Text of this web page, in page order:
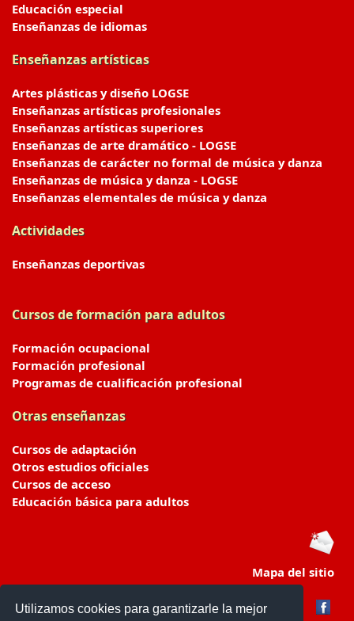
Utilizamos cookies para garantizarle la mejor
Educación especial
Enseñanzas de idiomas
Enseñanzas artísticas
Artes plásticas y diseño LOGSE
Enseñanzas artísticas profesionales
Enseñanzas artísticas superiores
Enseñanzas de arte dramático - LOGSE
Enseñanzas de carácter no formal de música y danza
Enseñanzas de música y danza - LOGSE
Enseñanzas elementales de música y danza
Actividades
Enseñanzas deportivas
Cursos de formación para adultos
Formación ocupacional
Formación profesional
Programas de cualificación profesional
Otras enseñanzas
Cursos de adaptación
Otros estudios oficiales
Cursos de acceso
Educación básica para adultos
Mapa del sitio